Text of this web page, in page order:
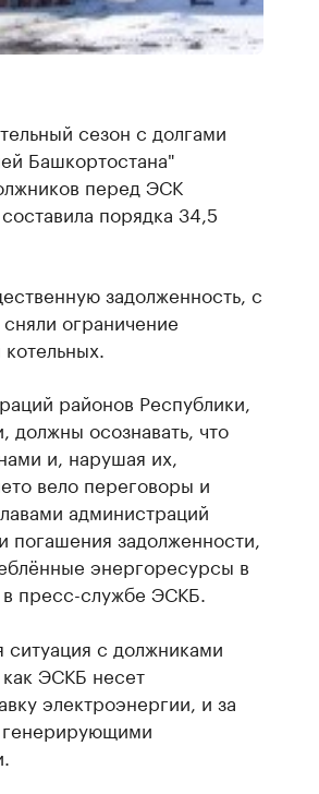
сезон с долгами
Башкортостана"
перед ЭСК
порядка 34,5
задолженность, с
ограничение
районов Республики,
должны осознавать, что
и, нарушая их,
вело переговоры и
администраций
погашения задолженности,
энергоресурсы в
пресс-службе ЭСКБ.
с должниками
ЭСКБ несет
электроэнергии, и за
генерирующими